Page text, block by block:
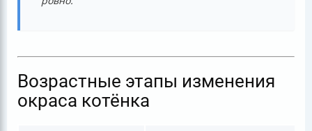
Возрастные этапы изменения
окраса котёнка